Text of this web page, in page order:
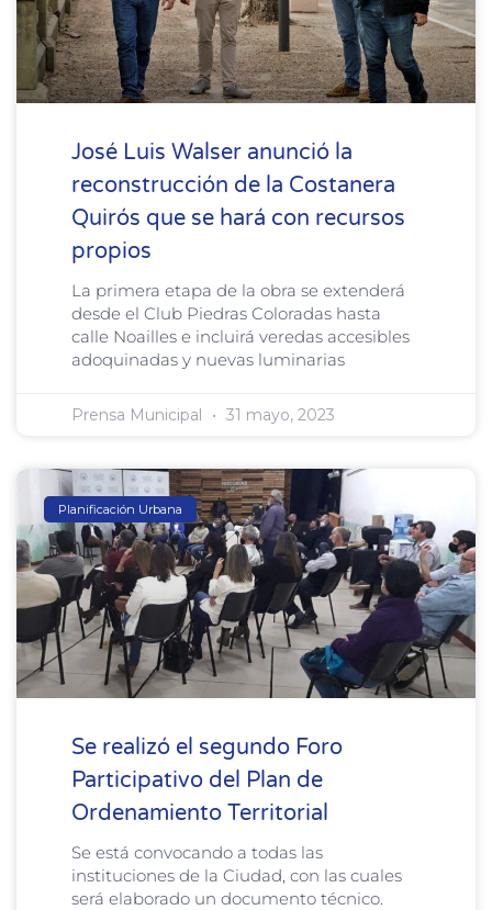
José Luis Walser anunció la
reconstrucción de la Costanera
Quirós que se hará con recursos
propios
La primera etapa de la obra se extenderá
desde el Club Piedras Coloradas hasta
calle Noailles e incluirá veredas accesibles
adoquinadas y nuevas luminarias
Prensa Municipal 31 mayo, 2023
Planificación Urbana
Se realizó el segundo Foro
Participativo del Plan de
Ordenamiento Territorial
Se está convocando a todas las
instituciones de la Ciudad, con las cuales
será elaborado un documento técnico.